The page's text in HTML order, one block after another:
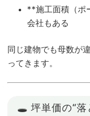
**施工面積（ポ
会社もある
同じ建物でも母数が
ってきます。
🕳 坪単価の“落